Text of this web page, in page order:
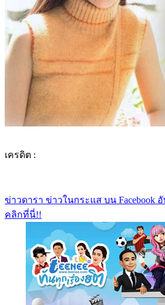
เครดิต :
ข่าวดารา ข่าวในกระแส บน Facebook อั
คลิกที่นี่!!